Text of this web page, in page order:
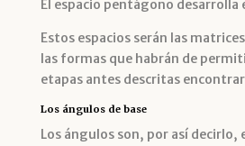
El espacio pentágono desarrolla
Estos espacios serán las
las formas que habrán de
etapas antes descritas
Los ángulos de base
Los ángulos son, por así decirlo,